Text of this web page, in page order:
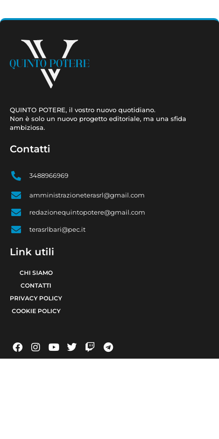
QUINTO POTERE, il vostro nuovo quotidiano.
Non è solo un nuovo progetto editoriale, ma una sfida
ambiziosa.
Contatti
3488966969
amministrazioneterasrl@gmail.com
redazionequintopotere@gmail.com
terasrlbari@pec.it
Link utili
CHI SIAMO
CONTATTI
PRIVACY POLICY
COOKIE POLICY